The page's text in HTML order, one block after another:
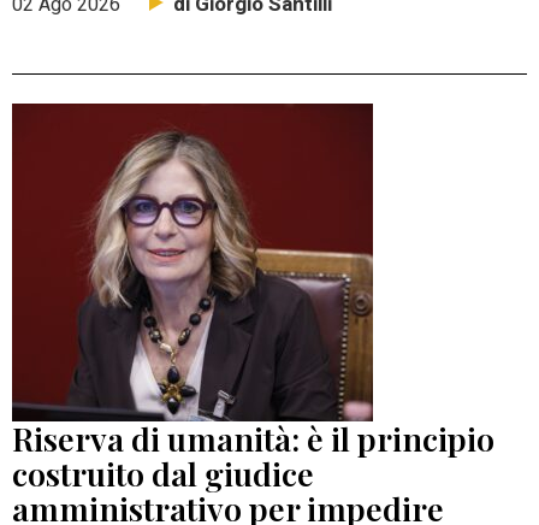
Riserva di umanità: è il principio
costruito dal giudice
amministrativo per impedire